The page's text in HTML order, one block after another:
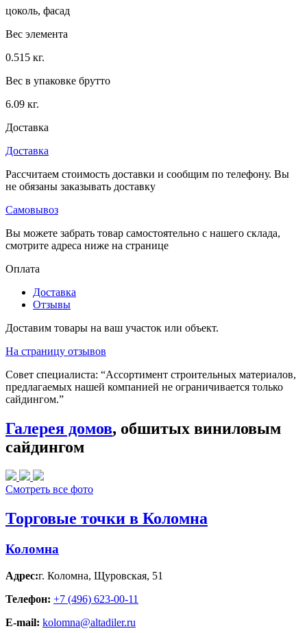
цоколь, фасад
Вес элемента
0.515 кг.
Вес в упаковке брутто
6.09 кг.
Доставка
Доставка
Рассчитаем стоимость доставки и сообщим по телефону. Вы
не обязаны заказывать доставку
Самовывоз
Вы можете забрать товар самостоятельно с нашего склада,
смотрите адреса ниже на странице
Оплата
Доставка
Отзывы
Доставим товары на ваш участок или объект.
На страницу отзывов
Совет специалиста: “Ассортимент строительных материалов,
предлагаемых нашей компанией не ограничивается только
сайдингом.”
Галерея домов, обшитых виниловым
сайдингом
Смотреть все фото
Торговые точки в Коломна
Коломна
Адрес:г. Коломна, Щуровская, 51
Телефон: +7 (496) 623-00-11
E-mail: kolomna@altadiler.ru